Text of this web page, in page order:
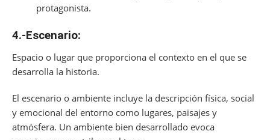
protagonista.
4.-Escenario:
Espacio o lugar que proporciona el contexto en el que se
desarrolla la historia.
El escenario o ambiente incluye la descripción física, social
y emocional del entorno como lugares, paisajes y
atmósfera. Un ambiente bien desarrollado evoca